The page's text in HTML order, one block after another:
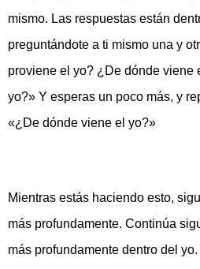
mismo. Las respuestas están
preguntándote a ti mismo una y
proviene el yo? ¿De dónde viene
yo?» Y esperas un poco más, y
«¿De dónde viene el yo?»
Mientras estás haciendo esto,
más profundamente. Continúa
más profundamente dentro del